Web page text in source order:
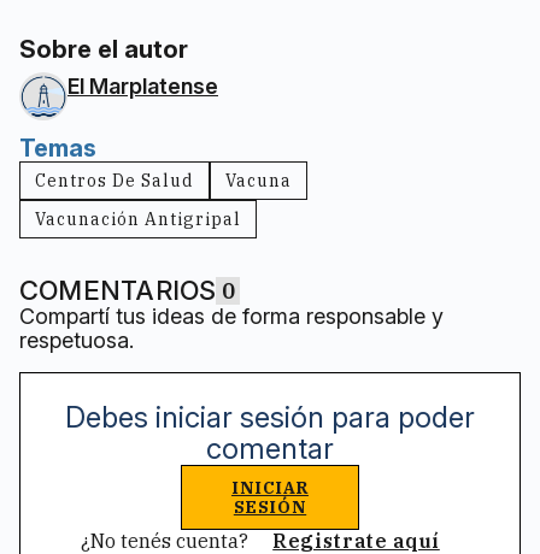
Sobre el autor
El Marplatense
Temas
Centros De Salud
Vacuna
Vacunación Antigripal
COMENTARIOS 0
Compartí tus ideas de forma responsable y
respetuosa.
Debes iniciar sesión para poder
comentar
INICIAR
SESIÓN
¿No tenés cuenta? Registrate aquí